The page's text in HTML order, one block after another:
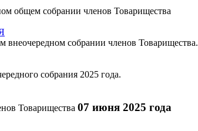
общем собрании членов Товарищества
собрании членов Товарищества.
собрания 2025 года.
Товарищества 07 июня 2025 года